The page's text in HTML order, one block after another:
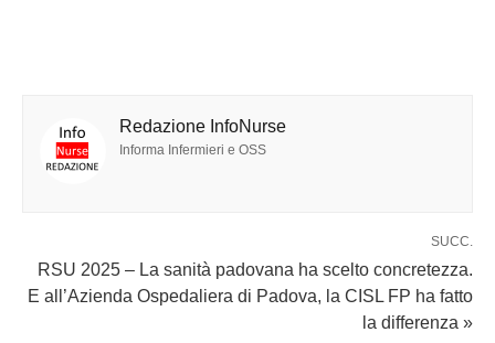
Redazione InfoNurse
Informa Infermieri e OSS
SUCC.
RSU 2025 – La sanità padovana ha scelto concretezza.
E all’Azienda Ospedaliera di Padova, la CISL FP ha fatto
la differenza »